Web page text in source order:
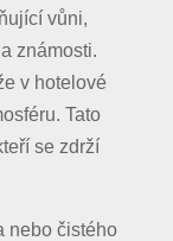
vůni,
známosti.
v hotelové
Tato
se zdrží
nebo čistého